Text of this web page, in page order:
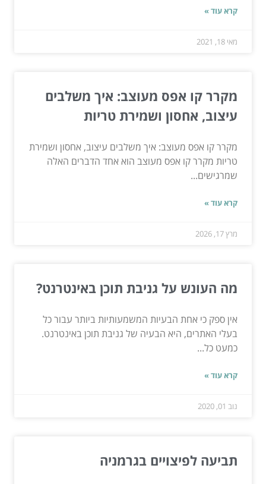
קרא עוד »
מאי 18, 2021
מקרר קו אפס מעוצב: איך משלבים
עיצוב, אחסון ושמירת טריות
מקרר קו אפס מעוצב: איך משלבים עיצוב, אחסון ושמירת
טריות מקרר קו אפס מעוצב הוא אחד הדברים האלה
שמרגישים...
קרא עוד »
מרץ 17, 2026
מה העונש על גניבת תוכן באינטרנט?
אין ספק כי אחת הבעיות המשמעותיות ביותר עבור כל
בעלי האתרים, היא הבעיה של גניבת תוכן באינטרנט.
כמעט כל...
קרא עוד »
נוב 01, 2020
תביעה לפיצויים בגרמניה